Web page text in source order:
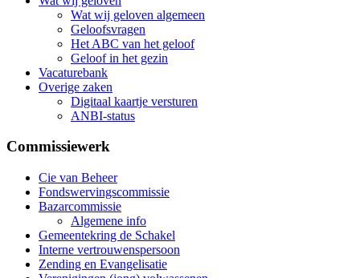
Wat wij geloven algemeen
Geloofsvragen
Het ABC van het geloof
Geloof in het gezin
Vacaturebank
Overige zaken
Digitaal kaartje versturen
ANBI-status
Commissiewerk
Cie van Beheer
Fondswervingscommissie
Bazarcommissie
Algemene info
Gemeentekring de Schakel
Interne vertrouwenspersoon
Zending en Evangelisatie